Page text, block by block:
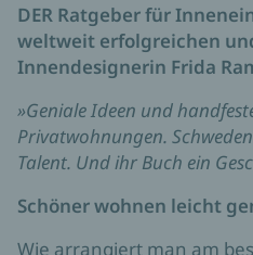
DER Ratgeber für
weltweit erfolgreichen
Innendesignerin Frida
»Geniale Ideen und
Privatwohnungen.
Talent. Und ihr Buch ein
Schöner wohnen leicht
Wie arrangiert man am